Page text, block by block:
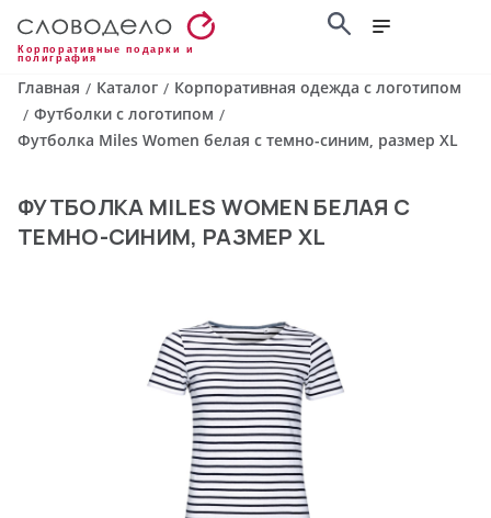
Корпоративные подарки и
полиграфия
Главная / Каталог / Корпоративная одежда с логотипом
/ Футболки с логотипом /
Футболка Miles Women белая с темно-синим, размер XL
ФУТБОЛКА MILES WOMEN БЕЛАЯ С
ТЕМНО-СИНИМ, РАЗМЕР XL